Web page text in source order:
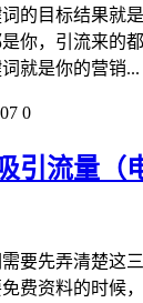
的目标结果就
你，引流来的
就是你的营销...
0
引流量（
要先弄清楚这
费资料的时候